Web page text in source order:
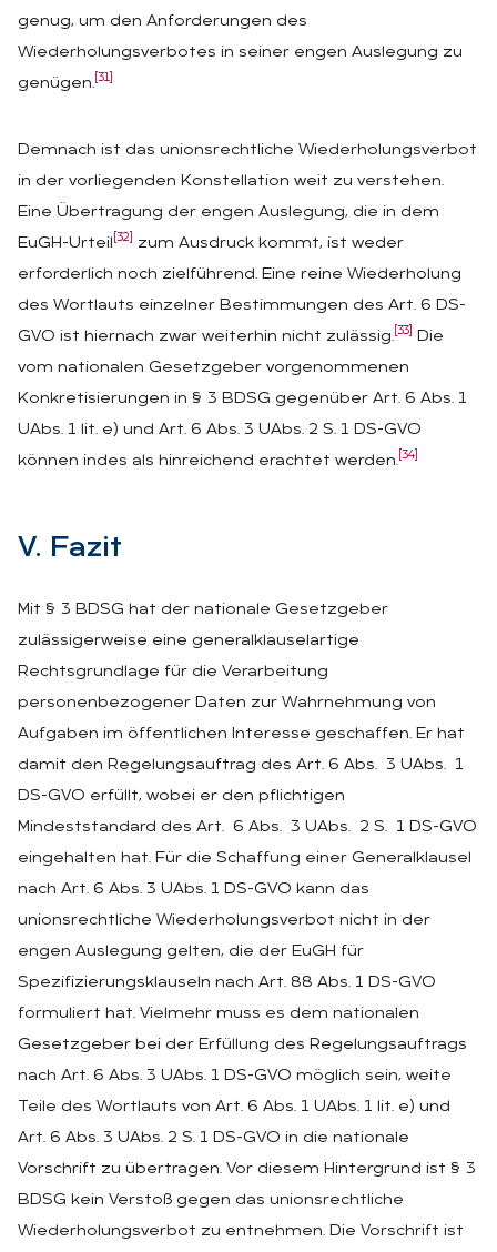
genug, um den Anforderungen des
Wiederholungsverbotes in seiner engen Auslegung zu
genügen. [31]
Demnach ist das unionsrechtliche Wiederholungsverbot
in der vorliegenden Konstellation weit zu verstehen.
Eine Übertragung der engen Auslegung, die in dem
EuGH-Urteil [32]
zum Ausdruck kommt, ist weder
erforderlich noch zielführend. Eine reine Wiederholung
des Wortlauts einzelner Bestimmungen des Art. 6 DS-
GVO ist hiernach zwar weiterhin nicht zulässig. [33]
Die
vom nationalen Gesetzgeber vorgenommenen
Konkretisierungen in § 3 BDSG gegenüber Art. 6 Abs. 1
UAbs. 1 lit. e) und Art. 6 Abs. 3 UAbs. 2 S. 1 DS-GVO
können indes als hinreichend erachtet werden. [34]
V. Fa­zit
Mit § 3 BDSG hat der nationale Gesetzgeber
zulässigerweise eine generalklauselartige
Rechtsgrundlage für die Verarbeitung
personenbezogener Daten zur Wahrnehmung von
Aufgaben im öffentlichen Interesse geschaffen. Er hat
damit den Regelungsauftrag des Art. 6 Abs. 3 UAbs. 1
DS-GVO erfüllt, wobei er den pflichtigen
Mindeststandard des Art. 6 Abs. 3 UAbs. 2 S. 1 DS-GVO
eingehalten hat. Für die Schaffung einer Generalklausel
nach Art. 6 Abs. 3 UAbs. 1 DS-GVO kann das
unionsrechtliche Wiederholungsverbot nicht in der
engen Auslegung gelten, die der EuGH für
Spezifizierungsklauseln nach Art. 88 Abs. 1 DS-GVO
formuliert hat. Vielmehr muss es dem nationalen
Gesetzgeber bei der Erfüllung des Regelungsauftrags
nach Art. 6 Abs. 3 UAbs. 1 DS-GVO möglich sein, weite
Teile des Wortlauts von Art. 6 Abs. 1 UAbs. 1 lit. e) und
Art. 6 Abs. 3 UAbs. 2 S. 1 DS-GVO in die nationale
Vorschrift zu übertragen. Vor diesem Hintergrund ist § 3
BDSG kein Verstoß gegen das unionsrechtliche
Wiederholungsverbot zu entnehmen. Die Vorschrift ist